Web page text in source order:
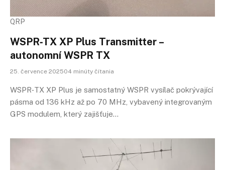
QRP
WSPR‑TX XP Plus Transmitter –
autonomní WSPR TX
25. července 202504 minúty čítania
WSPR‑TX XP Plus je samostatný WSPR vysílač pokrývající
pásma od 136 kHz až po 70 MHz, vybavený integrovaným
GPS modulem, který zajišťuje…